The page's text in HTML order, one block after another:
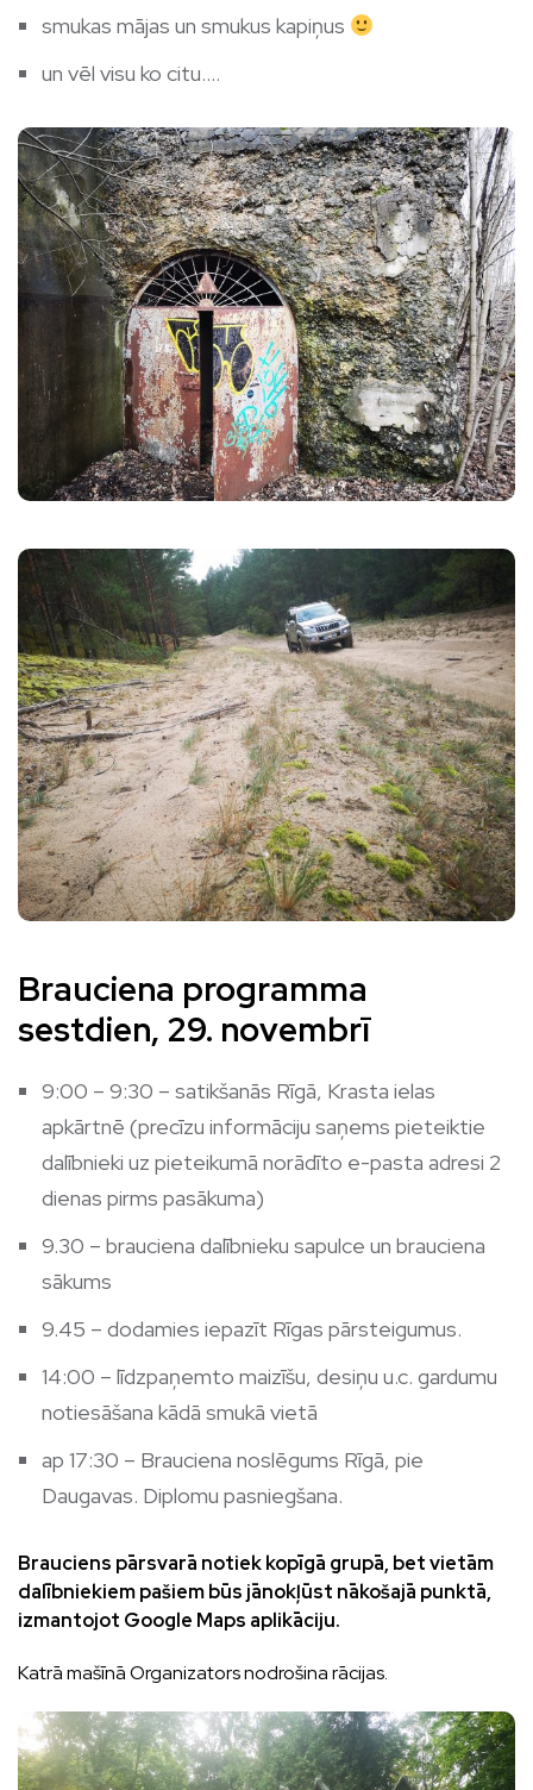
smukas mājas un smukus kapiņus
un vēl visu ko citu….
Brauciena programma
sestdien, 29. novembrī
9:00 – 9:30 – satikšanās Rīgā, Krasta ielas
apkārtnē (precīzu informāciju saņems pieteiktie
dalībnieki uz pieteikumā norādīto e-pasta adresi 2
dienas pirms pasākuma)
9.30 – brauciena dalībnieku sapulce un brauciena
sākums
9.45 – dodamies iepazīt Rīgas pārsteigumus.
14:00 – līdzpaņemto maizīšu, desiņu u.c. gardumu
notiesāšana kādā smukā vietā
ap 17:30 – Brauciena noslēgums Rīgā, pie
Daugavas. Diplomu pasniegšana.
Brauciens pārsvarā notiek kopīgā grupā, bet vietām
dalībniekiem pašiem būs jānokļūst nākošajā punktā,
izmantojot Google Maps aplikāciju.
Katrā mašīnā Organizators nodrošina rācijas.